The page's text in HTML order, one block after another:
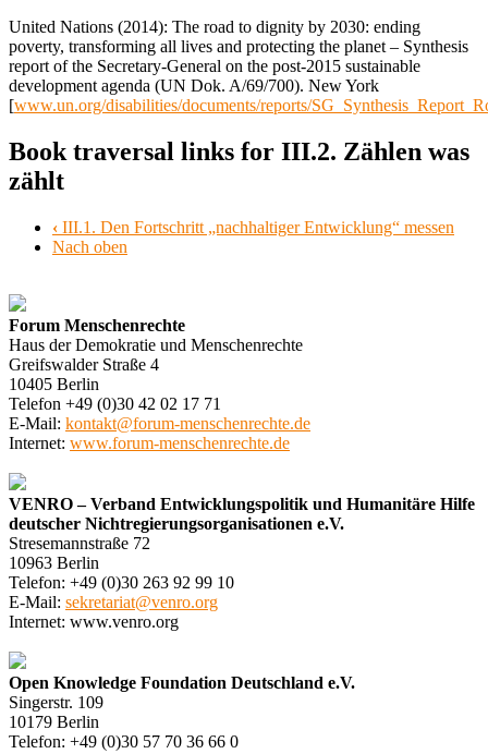
United Nations (2014): The road to dignity by 2030: ending
poverty, transforming all lives and protecting the planet – Synthesis
report of the Secretary-General on the post-2015 sustainable
development agenda (UN Dok. A/69/700). New York
[www.un.org/disabilities/documents/reports/
Book traversal links for III.2. Zählen was
zählt
‹ III.1. Den Fortschritt „nachhaltiger Entwicklung“ messen
Nach oben
Forum Menschenrechte
Haus der Demokratie und Menschenrechte
Greifswalder Straße 4
10405 Berlin
Telefon +49 (0)30 42 02 17 71
E-Mail: kontakt@forum-menschenrechte.de
Internet: www.forum-menschenrechte.de
VENRO – Verband Entwicklungspolitik und Humanitäre Hilfe
deutscher Nichtregierungsorganisationen e.V.
Stresemannstraße 72
10963 Berlin
Telefon: +49 (0)30 263 92 99 10
E-Mail: sekretariat@venro.org
Internet: www.venro.org
Open Knowledge Foundation Deutschland e.V.
Singerstr. 109
10179 Berlin
Telefon: +49 (0)30 57 70 36 66 0